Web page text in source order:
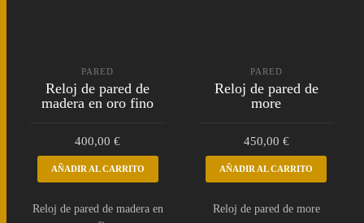
PARED
Reloj de pared de
madera en oro fino
400,00€
AÑADIR AL CARRITO
Reloj de pared de madera en
PARED
Reloj de pared de
more
450,00 €
AÑADIR AL CARRITO
Reloj de pared de more